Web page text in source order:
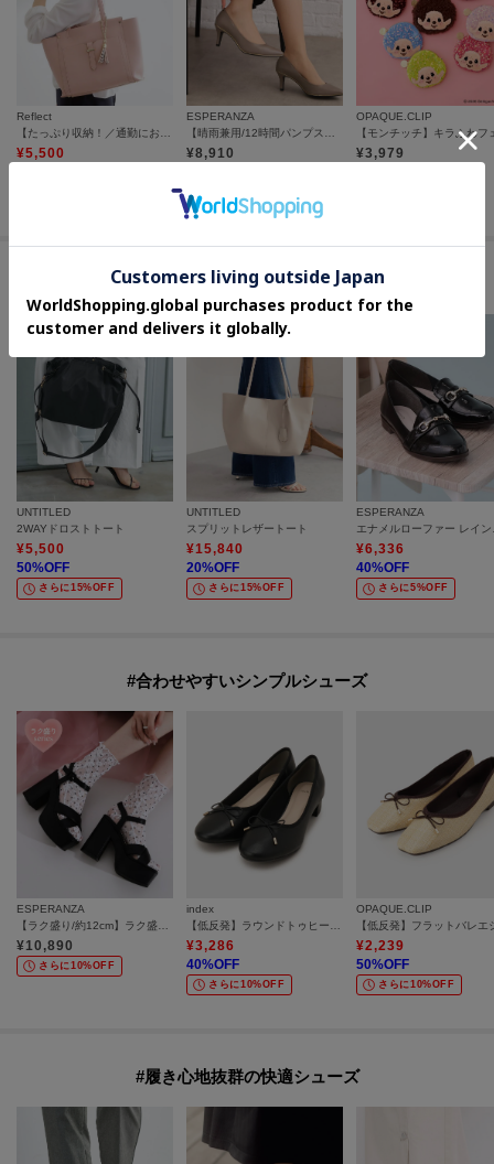
Reflect
¥5,500
ESPERANZA
¥8,910
OPAQUE.CLIP
¥3,979
セールアイテムからのおすすめ
UNTITLED
2WAYドロストトート
¥5,500
50%OFF
さらに15%OFF
UNTITLED
スプリットレザートート
¥15,840
20%OFF
さらに15%OFF
ESPERANZA
エ
¥6,336
40%OFF
さらに5%OFF
#合わせやすいシンプルシューズ
ESPERANZA
¥10,890
さらに10%OFF
index
¥3,286
40%OFF
さらに10%OFF
OPAQUE.CLIP
¥2,239
50%OFF
さらに10%OFF
#履き心地抜群の快適シューズ